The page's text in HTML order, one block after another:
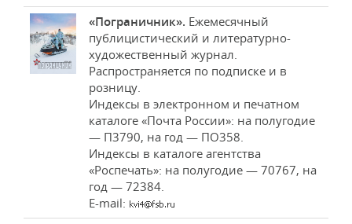
«Пограничник». Ежемесячный
публицистический и литературно-
художественный журнал.
Распространяется по подписке и в
розницу.
Индексы в электронном и печатном
каталоге «Почта России»: на полугодие
— П3790, на год — ПО358.
Индексы в каталоге агентства
«Роспечать»: на полугодие — 70767, на
год — 72384.
E-mail: